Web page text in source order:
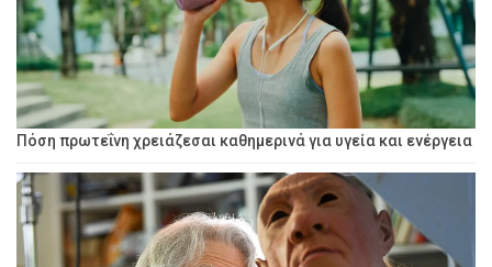
Πόση πρωτεΐνη χρειάζεσαι καθημερινά για υγεία και ενέργεια